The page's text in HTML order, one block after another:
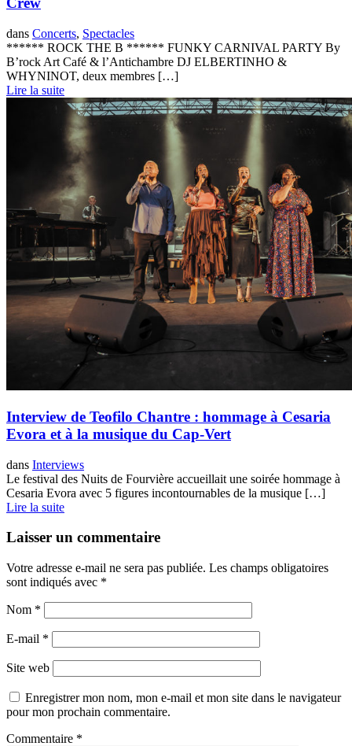
dans Concerts, Spectacles
****** ROCK THE B ****** FUNKY CARNIVAL PARTY By
B’rock Art Café & l’Antichambre DJ ELBERTINHO &
WHYNINOT, deux membres […]
Lire la suite
Interview de Teofilo Chantre : hommage à Cesaria
Evora et à la musique du Cap-Vert
dans Interviews
Le festival des Nuits de Fourvière accueillait une soirée hommage à
Cesaria Evora avec 5 figures incontournables de la musique […]
Lire la suite
Laisser un commentaire
Votre adresse e-mail ne sera pas publiée. Les champs obligatoires
sont indiqués avec *
Nom *
E-mail *
Site web
Enregistrer mon nom, mon e-mail et mon site dans le navigateur
pour mon prochain commentaire.
Commentaire *